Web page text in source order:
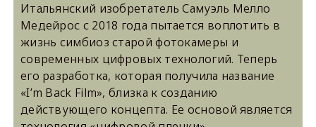
Итальянский изобретатель Самуэль Мелло
Медейрос с 2018 года пытается воплотить в
жизнь симбиоз старой фотокамеры и
современных цифровых технологий. Теперь
его разработка, которая получила название
«I’m Back Film», близка к созданию
действующего концепта. Ее основой является